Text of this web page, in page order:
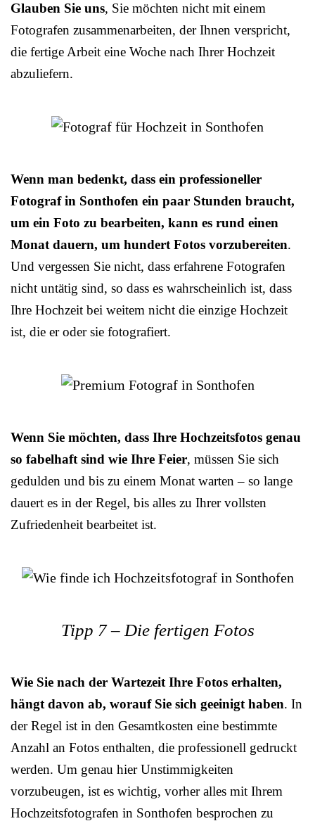
Glauben Sie uns, Sie möchten nicht mit einem
Fotografen zusammenarbeiten, der Ihnen verspricht,
die fertige Arbeit eine Woche nach Ihrer Hochzeit
abzuliefern.
Wenn man bedenkt, dass ein professioneller
Fotograf in Sonthofen ein paar Stunden braucht,
um ein Foto zu bearbeiten, kann es rund einen
Monat dauern, um hundert Fotos vorzubereiten.
Und vergessen Sie nicht, dass erfahrene Fotografen
nicht untätig sind, so dass es wahrscheinlich ist, dass
Ihre Hochzeit bei weitem nicht die einzige Hochzeit
ist, die er oder sie fotografiert.
Wenn Sie möchten, dass Ihre Hochzeitsfotos genau
so fabelhaft sind wie Ihre Feier, müssen Sie sich
gedulden und bis zu einem Monat warten – so lange
dauert es in der Regel, bis alles zu Ihrer vollsten
Zufriedenheit bearbeitet ist.
Tipp 7 – Die fertigen Fotos
Wie Sie nach der Wartezeit Ihre Fotos erhalten,
hängt davon ab, worauf Sie sich geeinigt haben. In
der Regel ist in den Gesamtkosten eine bestimmte
Anzahl an Fotos enthalten, die professionell gedruckt
werden. Um genau hier Unstimmigkeiten
vorzubeugen, ist es wichtig, vorher alles mit Ihrem
Hochzeitsfotografen in Sonthofen besprochen zu